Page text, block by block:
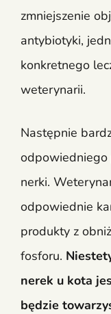
zmniejszenie
antybiotyki,
konkretnego
weterynarii.
Następnie
odpowiedniego
nerki.
odpowiednie
produkty z
fosforu.
nerek u kota
będzie